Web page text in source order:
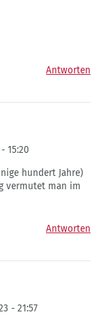
Antworten
15:20
hundert Jahre)
vermutet man im
Antworten
- 21:57